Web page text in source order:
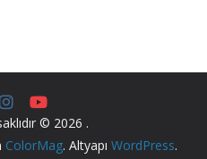
© 2026 .
ColorMag. Altyapı WordPress.